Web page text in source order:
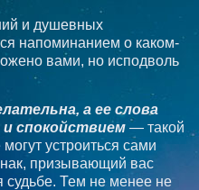
и душевных
напоминанием о каком-
вами, но исподволь
а ее слова
спокойствием — такой
устроиться сами
призывающий вас
судьбе. Тем не менее не